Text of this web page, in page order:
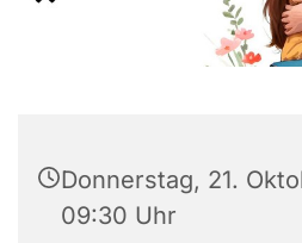
Donnerstag, 21.
09:30 Uhr